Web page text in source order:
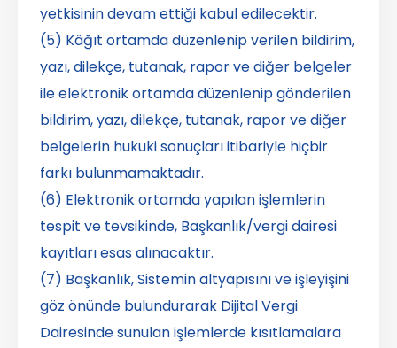
yetkisinin devam ettiği kabul edilecektir.
(5) Kâğıt ortamda düzenlenip verilen bildirim,
yazı, dilekçe, tutanak, rapor ve diğer belgeler
ile elektronik ortamda düzenlenip gönderilen
bildirim, yazı, dilekçe, tutanak, rapor ve diğer
belgelerin hukuki sonuçları itibariyle hiçbir
farkı bulunmamaktadır.
(6) Elektronik ortamda yapılan işlemlerin
tespit ve tevsikinde, Başkanlık/vergi dairesi
kayıtları esas alınacaktır.
(7) Başkanlık, Sistemin altyapısını ve işleyişini
göz önünde bulundurarak Dijital Vergi
Dairesinde sunulan işlemlerde kısıtlamalara